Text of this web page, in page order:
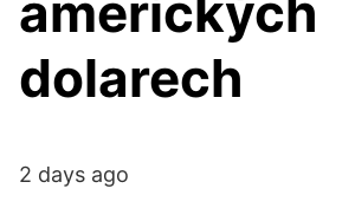
amerických
dolarech
2 days ago